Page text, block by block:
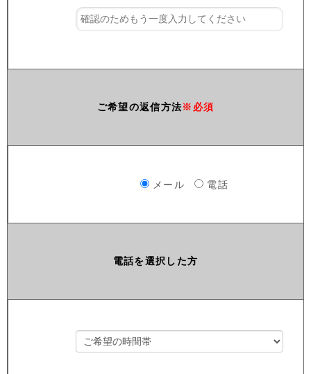
ご希望の返信方法 ※必須
メール 電話
電話を選択した方